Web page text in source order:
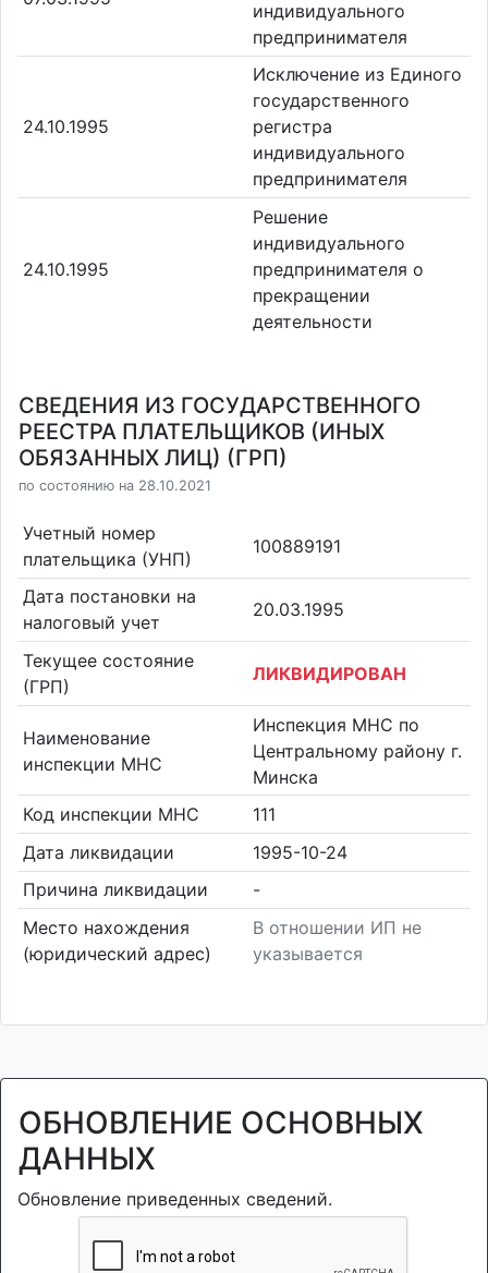
индивидуального
предпринимателя
24.10.1995
Исключение из Единого
государственного
регистра
индивидуального
предпринимателя
24.10.1995
Решение
индивидуального
предпринимателя о
прекращении
деятельности
СВЕДЕНИЯ ИЗ ГОСУДАРСТВЕННОГО
РЕЕСТРА ПЛАТЕЛЬЩИКОВ (ИНЫХ
ОБЯЗАННЫХ ЛИЦ) (ГРП)
по состоянию на 28.10.2021
Учетный номер
плательщика (УНП)
100889191
Дата постановки на
налоговый учет
20.03.1995
Текущее состояние
(ГРП)
ЛИКВИДИРОВАН
Наименование
инспекции МНС
Инспекция МНС по
Центральному району г.
Минска
Код инспекции МНС
111
Дата ликвидации
1995-10-24
Причина ликвидации
-
Место нахождения
(юридический адрес)
В отношении ИП не
указывается
ОБНОВЛЕНИЕ ОСНОВНЫХ
ДАННЫХ
Обновление приведенных сведений.